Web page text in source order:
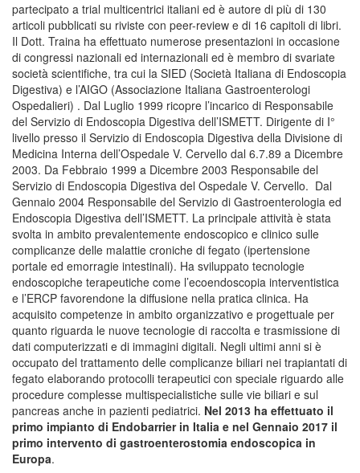
partecipato a trial multicentrici italiani ed è autore di più di 130
articoli pubblicati su riviste con peer-review e di 16 capitoli di libri.
Il Dott. Traina ha effettuato numerose presentazioni in occasione
di congressi nazionali ed internazionali ed è membro di svariate
società scientifiche, tra cui la SIED (Società Italiana di Endoscopia
Digestiva) e l’AIGO (Associazione Italiana Gastroenterologi
Ospedalieri) . Dal Luglio 1999 ricopre l’incarico di Responsabile
del Servizio di Endoscopia Digestiva dell’ISMETT. Dirigente di I°
livello presso il Servizio di Endoscopia Digestiva della Divisione di
Medicina Interna dell’Ospedale V. Cervello dal 6.7.89 a Dicembre
2003. Da Febbraio 1999 a Dicembre 2003 Responsabile del
Servizio di Endoscopia Digestiva del Ospedale V. Cervello. Dal
Gennaio 2004 Responsabile del Servizio di Gastroenterologia ed
Endoscopia Digestiva dell’ISMETT. La principale attività è stata
svolta in ambito prevalentemente endoscopico e clinico sulle
complicanze delle malattie croniche di fegato (ipertensione
portale ed emorragie intestinali). Ha sviluppato tecnologie
endoscopiche terapeutiche come l’ecoendoscopia interventistica
e l’ERCP favorendone la diffusione nella pratica clinica. Ha
acquisito competenze in ambito organizzativo e progettuale per
quanto riguarda le nuove tecnologie di raccolta e trasmissione di
dati computerizzati e di immagini digitali. Negli ultimi anni si è
occupato del trattamento delle complicanze biliari nei trapiantati di
fegato elaborando protocolli terapeutici con speciale riguardo alle
procedure complesse multispecialistiche sulle vie biliari e sul
pancreas anche in pazienti pediatrici. Nel 2013 ha effettuato il
primo impianto di Endobarrier in Italia e nel Gennaio 2017 il
primo intervento di gastroenterostomia endoscopica in
Europa.